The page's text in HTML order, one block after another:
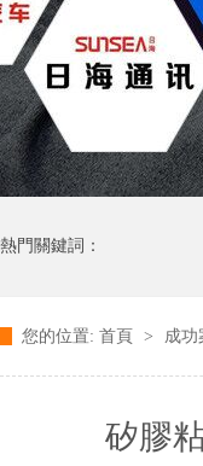
熱門關鍵詞：
您的位置: 首頁 > 成功
矽膠